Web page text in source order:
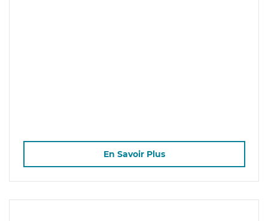
En Savoir Plus